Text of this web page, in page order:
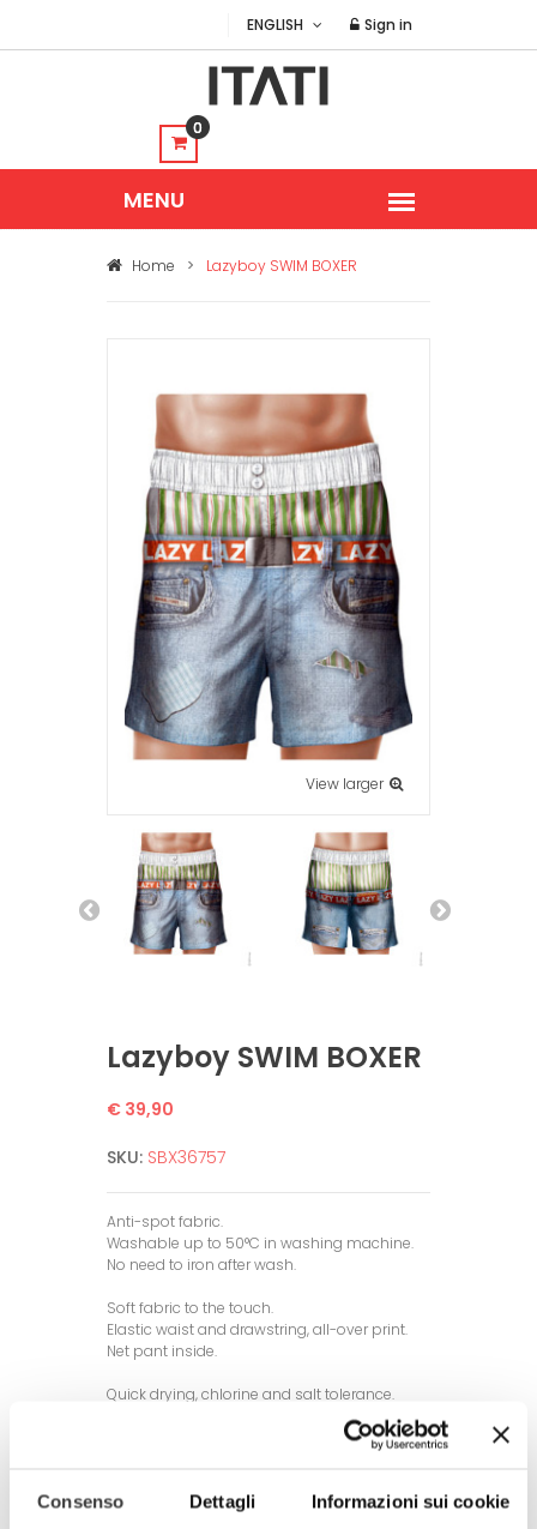
Consenso Dettagli Informazioni sui cookie
ENGLISH Sign in
0
Home > Lazyboy SWIM BOXER
View larger
Lazyboy SWIM BOXER
€ 39,90
SKU: SBX36757
Anti-spot fabric.
Washable up to 50°C in washing machine.
No need to iron after wash.
Soft fabric to the touch.
Elastic waist and drawstring, all-over print.
Net pant inside.
Quick drying, chlorine and salt tolerance.